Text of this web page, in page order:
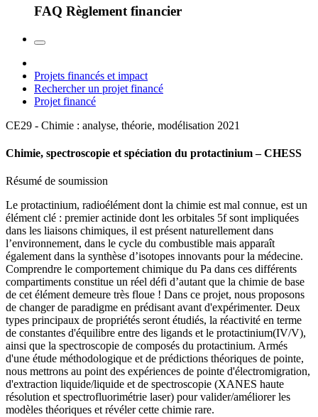
FAQ Règlement financier
Projets financés et impact
Rechercher un projet financé
Projet financé
CE29 - Chimie : analyse, théorie, modélisation 2021
Chimie, spectroscopie et spéciation du protactinium – CHESS
Résumé de soumission
Le protactinium, radioélément dont la chimie est mal connue, est un
élément clé : premier actinide dont les orbitales 5f sont impliquées
dans les liaisons chimiques, il est présent naturellement dans
l’environnement, dans le cycle du combustible mais apparaît
également dans la synthèse d’isotopes innovants pour la médecine.
Comprendre le comportement chimique du Pa dans ces différents
compartiments constitue un réel défi d’autant que la chimie de base
de cet élément demeure très floue ! Dans ce projet, nous proposons
de changer de paradigme en prédisant avant d'expérimenter. Deux
types principaux de propriétés seront étudiés, la réactivité en terme
de constantes d'équilibre entre des ligands et le protactinium(IV/V),
ainsi que la spectroscopie de composés du protactinium. Armés
d'une étude méthodologique et de prédictions théoriques de pointe,
nous mettrons au point des expériences de pointe d'électromigration,
d'extraction liquide/liquide et de spectroscopie (XANES haute
résolution et spectrofluorimétrie laser) pour valider/améliorer les
modèles théoriques et révéler cette chimie rare.